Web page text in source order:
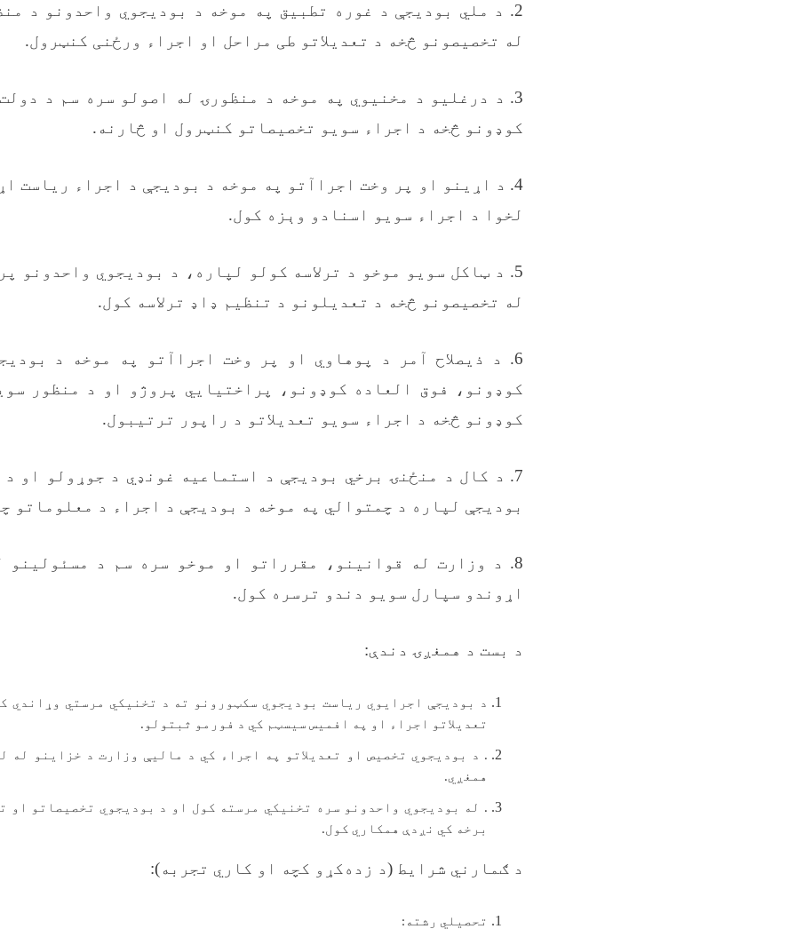
2. د ملي بودیجې د غوره تطبیق په موخه د بودیجوي واحدونو د
له تخصیصونو څخه د تعدیلاتو طی مراحل او اجراء ورځنی کنټرول.
3. د درغلیو د مخنیوي په موخه د منظورۍ له اصولو سره سم د
کوډونو څخه د اجراء سویو تخصیصاتو کنټرول او څارنه.
4. د اړینو او پر وخت اجراآتو په موخه د بودیجې د اجراء ریاست
لخوا د اجراء سویو اسنادو وېزه کول.
5. د ټاکل سویو موخو د ترلاسه کولو لپاره، د بودیجوي واحدونو
له تخصیصونو څخه د تعدیلونو د تنظیم ډاډ ترلاسه کول.
6. د ذیصلاح آمر د پوهاوي او پر وخت اجراآتو په موخه د
کوډونو، فوق العاده کوډونو، پراختیايي پروژو او د منظور
کوډونو څخه د اجراء سویو تعدیلاتو د راپور ترتیبول.
7. د کال د منځنۍ برخي بودیجې د استماعیه غونډي د جوړولو او
بودیجې لپاره د چمتوالي په موخه د بودیجې د اجراء د معلوماتو
8. د وزارت له قوانینو، مقرراتو او موخو سره سم د مسئولینو
اړوندو سپارل سویو دندو ترسره کول.
د بست د همغږۍ دندې:
د بودیجې اجرایوي ریاست بودیجوي سکټورونو ته د تخنیکي مرستي وړاندي
تعدیلاتو اجراء او په افمیس سیسټم کي د فورمو ثبتولو.
. د بودیجوي تخصیص او تعدیلاتو په اجراء کي د مالیې وزارت د خزاینو له
همغږي.
. له بودیجوي واحدونو سره تخنیکي مرسته کول او د بودیجوي تخصیصاتو او
برخه کي نږدې همکاري کول.
د ګمارني شرایط (د زده‌کړو کچه او کاري تجربه):
تحصیلي رشته: